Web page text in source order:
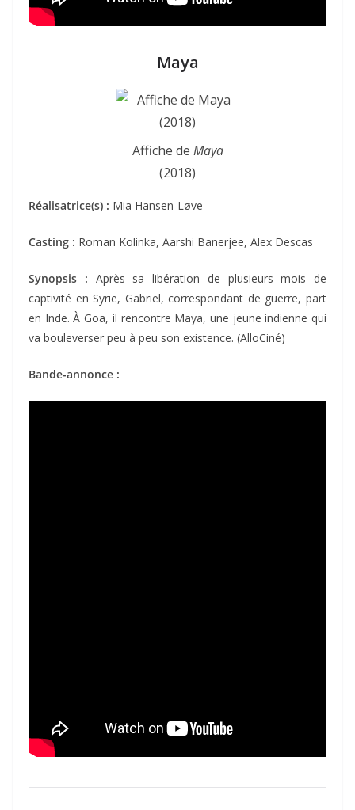
Maya
Affiche de Maya
(2018)
Réalisatrice(s) : Mia Hansen-Løve
Casting : Roman Kolinka, Aarshi Banerjee, Alex Descas
Synopsis : Après sa libération de plusieurs mois de
captivité en Syrie, Gabriel, correspondant de guerre, part
en Inde. À Goa, il rencontre Maya, une jeune indienne qui
va bouleverser peu à peu son existence. (AlloCiné)
Bande-annonce :